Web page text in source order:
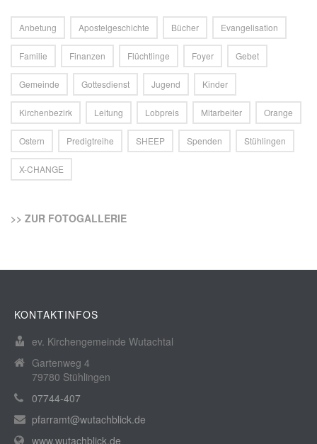
Anbetung Apostelgeschichte Bücher Evangelisation
Familie Finanzen Flüchtlinge Foyer Gebet
Gemeinde Gottesdienst Jugend Kinder
Kirchenbezirk Leitung Lobpreis Mitarbeiter Orange
Ostern Predigtreihe SHEEP Spenden Stühlingen
X-CHANGE
>> ZUR FOTOGALLERIE
KONTAKTINFOS
ev. Kirchengemeinde Wutachtal
Gartenweg 4
79780 Stühlingen
07744-407
pfarramt@wutachblick.de
www.wutachblick.de